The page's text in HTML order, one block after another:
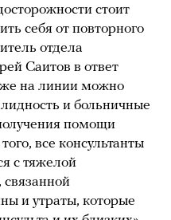
стоит
себя от повторного
отдела
Саитов в ответ
на линии можно
и больничные
помощи
все консультанты
с тяжелой
и утраты, которые